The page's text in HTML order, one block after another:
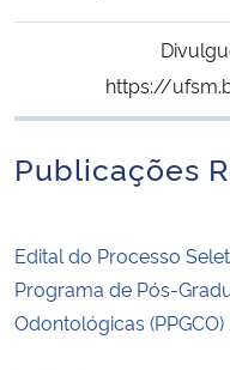
https://
Publicações
Edital do Processo
Programa de Pós-
Odontológicas